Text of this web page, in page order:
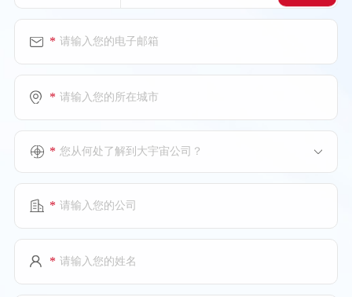
*
*
您从何处了解到大宇宙公司？
*
*
*